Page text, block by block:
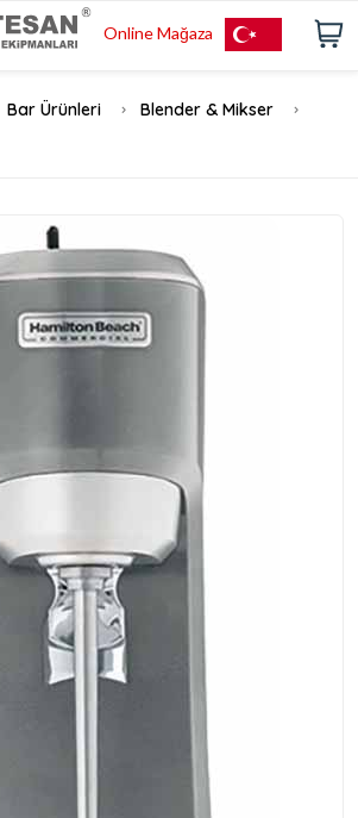
Online Mağaza
Bar Ürünleri
Blender & Mikser